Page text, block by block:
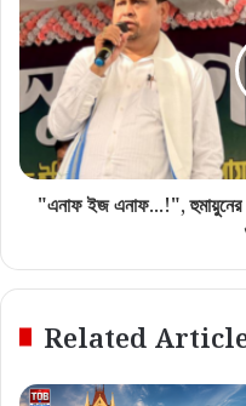
"এনাফ ইজ এনাফ...!", হুমায়ুনের
Related